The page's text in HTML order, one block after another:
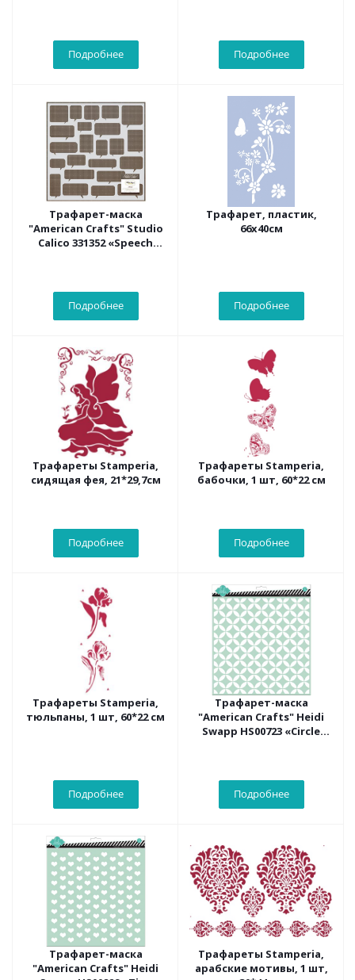
Подробнее Подробнее
Трафарет-маска
"American Crafts" Studio
Calico 331352 «Speech
Подробнее
Трафарет, пластик,
66х40см
Подробнее
Трафареты Stamperia,
сидящая фея, 21*29,7см
Подробнее
Трафареты Stamperia,
бабочки, 1 шт, 60*22 см
Подробнее
Трафареты Stamperia,
тюльпаны, 1 шт, 60*22 см
Подробнее
Трафарет-маска
"American Crafts" Heidi
Swapp HS00723 «Circle
Подробнее
Трафарет-маска
"American Crafts" Heidi
Трафареты Stamperia,
арабские мотивы, 1 шт,